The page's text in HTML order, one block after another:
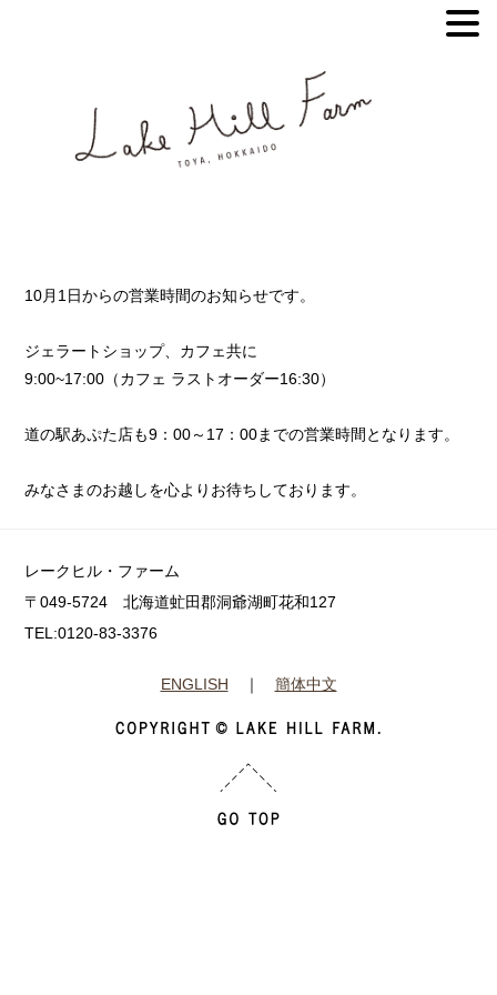
10月1日からの営業時間のお知らせです。
ジェラートショップ、カフェ共に
9:00~17:00（カフェ ラストオーダー16:30）
道の駅あぷた店も9：00～17：00までの営業時間となります。
みなさまのお越しを心よりお待ちしております。
レークヒル・ファーム
〒049-5724 北海道虻田郡洞爺湖町花和127
TEL:0120-83-3376
ENGLISH ｜ 簡体中文